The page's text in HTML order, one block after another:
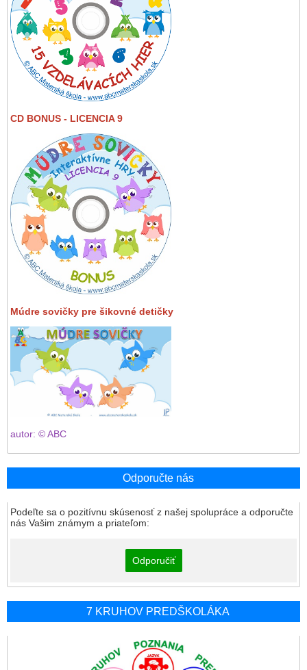
CD BONUS - LICENCIA 9
Múdre sovičky pre šikovné detičky
autor: © ABC
Odporučte nás
Podeľte sa o pozitívnu skúsenosť z našej spolupráce a odporučte
nás Vašim známym a priateľom:
Odporučiť
7 KRUHOV PREDŠKOLÁKA